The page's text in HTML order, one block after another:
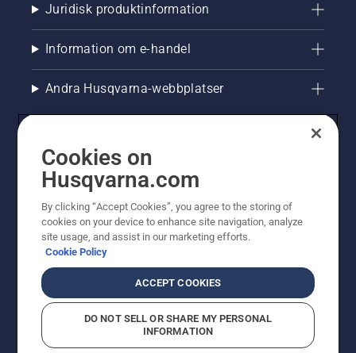
Juridisk produktinformation
Information om e-handel
Andra Husqvarna-webbplatser
© Husqvarna AB (publ). All rights reserved. Priserna
som visas är rekommenderade cirkapriser. Alla angivna
priser är rekommenderade försäljningspriser (inkl.
moms) om inte produkten är tillgänglig för direkt köp.
CookiepolicyAnvändningsvillkor Sekretessmeddelande
Företagsinformation
Cookies on
Husqvarna.com
By clicking “Accept Cookies”, you agree to the storing of
cookies on your device to enhance site navigation, analyze
site usage, and assist in our marketing efforts.
Cookie Policy
ACCEPT COOKIES
DO NOT SELL OR SHARE MY PERSONAL
INFORMATION